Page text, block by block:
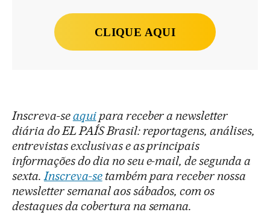
CLIQUE AQUI
Inscreva-seaquipara receber a newsletter
diária do EL PAÍS Brasil: reportagens, análises,
entrevistas exclusivas e as principais
informações do dia no seu e-mail, de segunda a
sexta.Inscreva-setambém para receber nossa
newsletter semanal aos sábados, com os
destaques da cobertura na semana.